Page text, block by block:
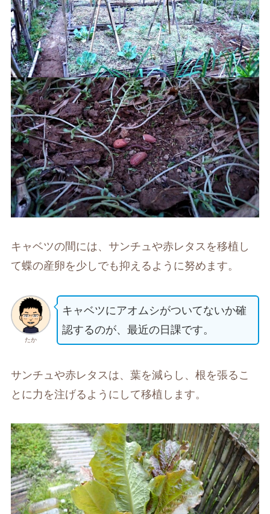
キャベツの間には、サンチュや赤レタスを移植し
て蝶の産卵を少しでも抑えるように努めます。
たか
キャベツにアオムシがついてないか確
認するのが、最近の日課です。
サンチュや赤レタスは、葉を減らし、根を張るこ
とに力を注げるようにして移植します。